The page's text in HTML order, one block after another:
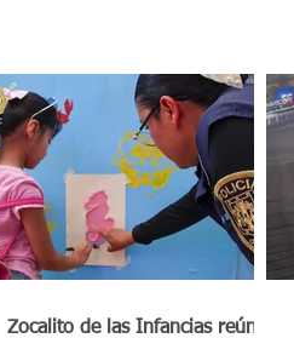
Zocalito de las Infancias reúne a